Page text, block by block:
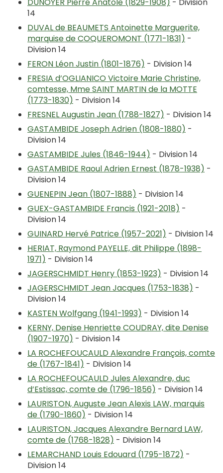
14
DUVAL de BEAUMETS Antoinette Marguerite,
marquise de COQUEROMONT (1771-1831) -
Division 14
FERON Léon Justin (1801-1876) - Division 14
FRESIA d’OGLIANICO Victoire Marie Christine,
comtesse, Mme SAINT MARTIN de la MOTTE
(1773-1830) - Division 14
FRESNEL Augustin Jean (1788-1827) - Division 14
GASTAMBIDE Joseph Adrien (1808-1880) -
Division 14
GASTAMBIDE Jules (1846-1944) - Division 14
GASTAMBIDE Raoul Adrien Ernest (1878-1938) -
Division 14
GUENEPIN Jean (1807-1888) - Division 14
GUEX-GASTAMBIDE Francis (1921-2018) -
Division 14
GUINARD Hervé Patrice (1957-2021) - Division 14
HERIAT, Raymond PAYELLE, dit Philippe (1898-
1971) - Division 14
JAGERSCHMIDT Henry (1853-1923) - Division 14
JAGERSCHMIDT Jean Jacques (1753-1838) -
Division 14
KASTEN Wolfgang (1941-1993) - Division 14
KERNY, Denise Henriette COUDRAY, dite Denise
(1907-1970) - Division 14
LA ROCHEFOUCAULD Alexandre François, comte
de (1767-1841) - Division 14
LA ROCHEFOUCAULD Jules Alexandre, duc
d’Estissac, comte de (1796-1856) - Division 14
LAURISTON, Auguste Jean Alexis LAW, marquis
de (1790-1860) - Division 14
LAURISTON, Jacques Alexandre Bernard LAW,
comte de (1768-1828) - Division 14
LEMARCHAND Louis Edouard (1795-1872) -
Division 14